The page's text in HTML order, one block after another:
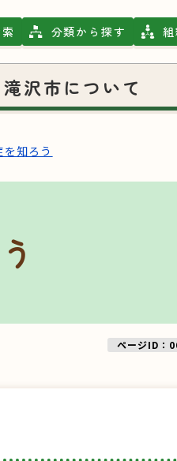
分類から探す
滝沢市について
を知ろう
ページID：